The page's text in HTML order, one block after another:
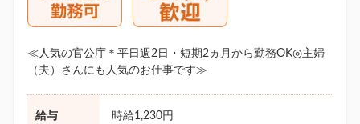
≪人気の官公庁＊平日週2日・短期2ヵ月から勤務OK◎主婦
（夫）さんにも人気のお仕事です≫
給与 時給1,230円